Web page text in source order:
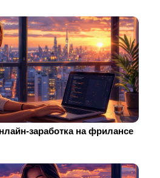
заработка на фрилансе